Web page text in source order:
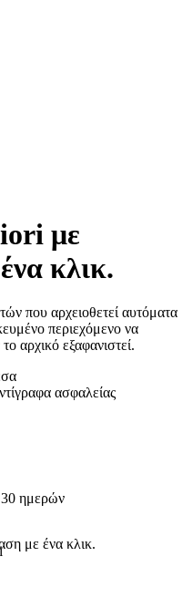
με
κλικ.
που αρχειοθετεί αυτόματα
περιεχόμενο να
αρχικό εξαφανιστεί.
ασφαλείας
ημερών